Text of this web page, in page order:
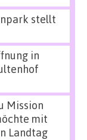
stellt
in
Mission
mit
Landtag